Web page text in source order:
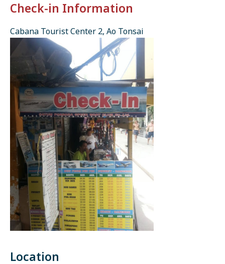
Check-in Information
Cabana Tourist Center 2, Ao Tonsai
Location